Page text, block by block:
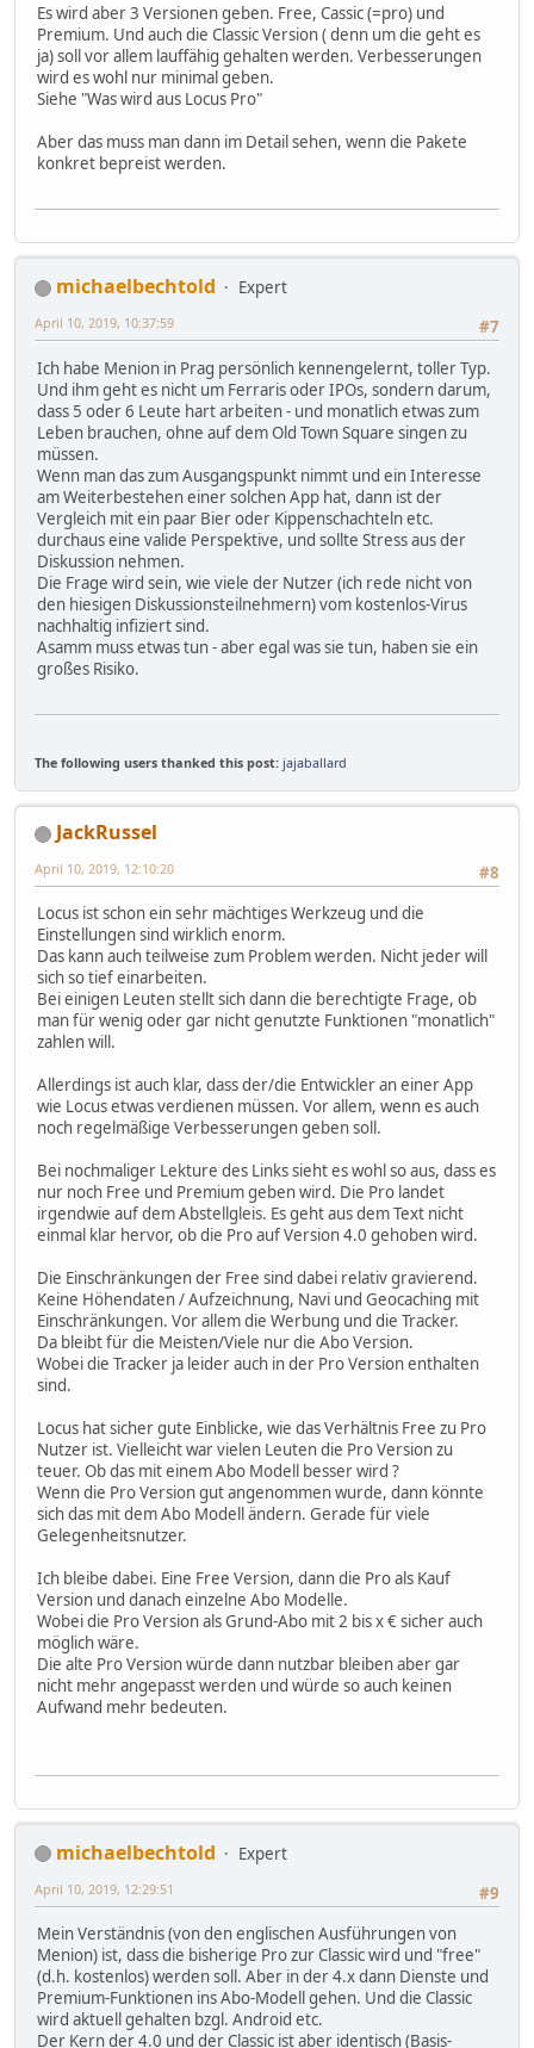
Es wird aber 3 Versionen geben. Free, Cassic (=pro) und
Premium. Und auch die Classic Version ( denn um die geht es
ja) soll vor allem lauffähig gehalten werden. Verbesserungen
wird es wohl nur minimal geben.
Siehe "Was wird aus Locus Pro"
Aber das muss man dann im Detail sehen, wenn die Pakete
konkret bepreist werden.
michaelbechtold
Expert
#7
April 10, 2019, 10:37:59
Ich habe Menion in Prag persönlich kennengelernt, toller Typ.
Und ihm geht es nicht um Ferraris oder IPOs, sondern darum,
dass 5 oder 6 Leute hart arbeiten - und monatlich etwas zum
Leben brauchen, ohne auf dem Old Town Square singen zu
müssen.
Wenn man das zum Ausgangspunkt nimmt und ein Interesse
am Weiterbestehen einer solchen App hat, dann ist der
Vergleich mit ein paar Bier oder Kippenschachteln etc.
durchaus eine valide Perspektive, und sollte Stress aus der
Diskussion nehmen.
Die Frage wird sein, wie viele der Nutzer (ich rede nicht von
den hiesigen Diskussionsteilnehmern) vom kostenlos-Virus
nachhaltig infiziert sind.
Asamm muss etwas tun - aber egal was sie tun, haben sie ein
großes Risiko.
The following users thanked this post: jajaballard
JackRussel
#8
April 10, 2019, 12:10:20
Locus ist schon ein sehr mächtiges Werkzeug und die
Einstellungen sind wirklich enorm.
Das kann auch teilweise zum Problem werden. Nicht jeder will
sich so tief einarbeiten.
Bei einigen Leuten stellt sich dann die berechtigte Frage, ob
man für wenig oder gar nicht genutzte Funktionen "monatlich"
zahlen will.
Allerdings ist auch klar, dass der/die Entwickler an einer App
wie Locus etwas verdienen müssen. Vor allem, wenn es auch
noch regelmäßige Verbesserungen geben soll.
Bei nochmaliger Lekture des Links sieht es wohl so aus, dass es
nur noch Free und Premium geben wird. Die Pro landet
irgendwie auf dem Abstellgleis. Es geht aus dem Text nicht
einmal klar hervor, ob die Pro auf Version 4.0 gehoben wird.
Die Einschränkungen der Free sind dabei relativ gravierend.
Keine Höhendaten / Aufzeichnung, Navi und Geocaching mit
Einschränkungen. Vor allem die Werbung und die Tracker.
Da bleibt für die Meisten/Viele nur die Abo Version.
Wobei die Tracker ja leider auch in der Pro Version enthalten
sind.
Locus hat sicher gute Einblicke, wie das Verhältnis Free zu Pro
Nutzer ist. Vielleicht war vielen Leuten die Pro Version zu
teuer. Ob das mit einem Abo Modell besser wird ?
Wenn die Pro Version gut angenommen wurde, dann könnte
sich das mit dem Abo Modell ändern. Gerade für viele
Gelegenheitsnutzer.
Ich bleibe dabei. Eine Free Version, dann die Pro als Kauf
Version und danach einzelne Abo Modelle.
Wobei die Pro Version als Grund-Abo mit 2 bis x € sicher auch
möglich wäre.
Die alte Pro Version würde dann nutzbar bleiben aber gar
nicht mehr angepasst werden und würde so auch keinen
Aufwand mehr bedeuten.
michaelbechtold
Expert
#9
April 10, 2019, 12:29:51
Mein Verständnis (von den englischen Ausführungen von
Menion) ist, dass die bisherige Pro zur Classic wird und "free"
(d.h. kostenlos) werden soll. Aber in der 4.x dann Dienste und
Premium-Funktionen ins Abo-Modell gehen. Und die Classic
wird aktuell gehalten bzgl. Android etc.
Der Kern der 4.0 und der Classic ist aber identisch (Basis-